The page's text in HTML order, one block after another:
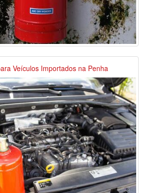
Veículos Importados na Penha